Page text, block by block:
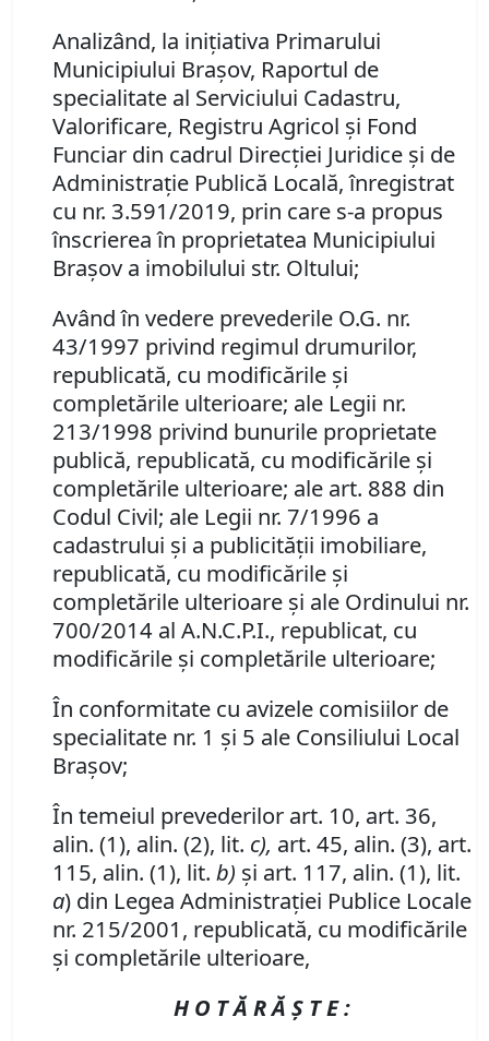
Analizând, la iniţiativa Primarului
Municipiului Braşov, Raportul de
specialitate al Serviciului Cadastru,
Valorificare, Registru Agricol şi Fond
Funciar din cadrul Direcţiei Juridice şi de
Administraţie Publică Locală, înregistrat
cu nr. 3.591/2019, prin care s-a propus
înscrierea în proprietatea Municipiului
Braşov a imobilului str. Oltului;
Având în vedere prevederile O.G. nr.
43/1997 privind regimul drumurilor,
republicată, cu modificările şi
completările ulterioare; ale Legii nr.
213/1998 privind bunurile proprietate
publică, republicată, cu modificările şi
completările ulterioare; ale art. 888 din
Codul Civil; ale Legii nr. 7/1996 a
cadastrului şi a publicităţii imobiliare,
republicată, cu modificările şi
completările ulterioare şi ale Ordinului nr.
700/2014 al A.N.C.P.I., republicat, cu
modificările şi completările ulterioare;
În conformitate cu avizele comisiilor de
specialitate nr. 1 şi 5 ale Consiliului Local
Braşov;
În temeiul prevederilor art. 10, art. 36,
alin. (1), alin. (2), lit. c), art. 45, alin. (3), art.
115, alin. (1), lit. b) şi art. 117, alin. (1), lit.
a) din Legea Administraţiei Publice Locale
nr. 215/2001, republicată, cu modificările
şi completările ulterioare,
H O T Ă R Ă Ş T E :